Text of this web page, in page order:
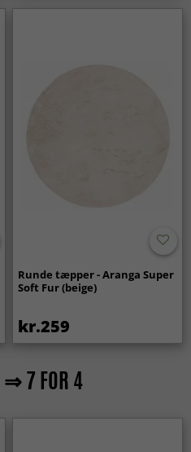
Runde tæpper - Aranga Super
Soft Fur (beige)
kr.259
⇒ 7 FOR 4